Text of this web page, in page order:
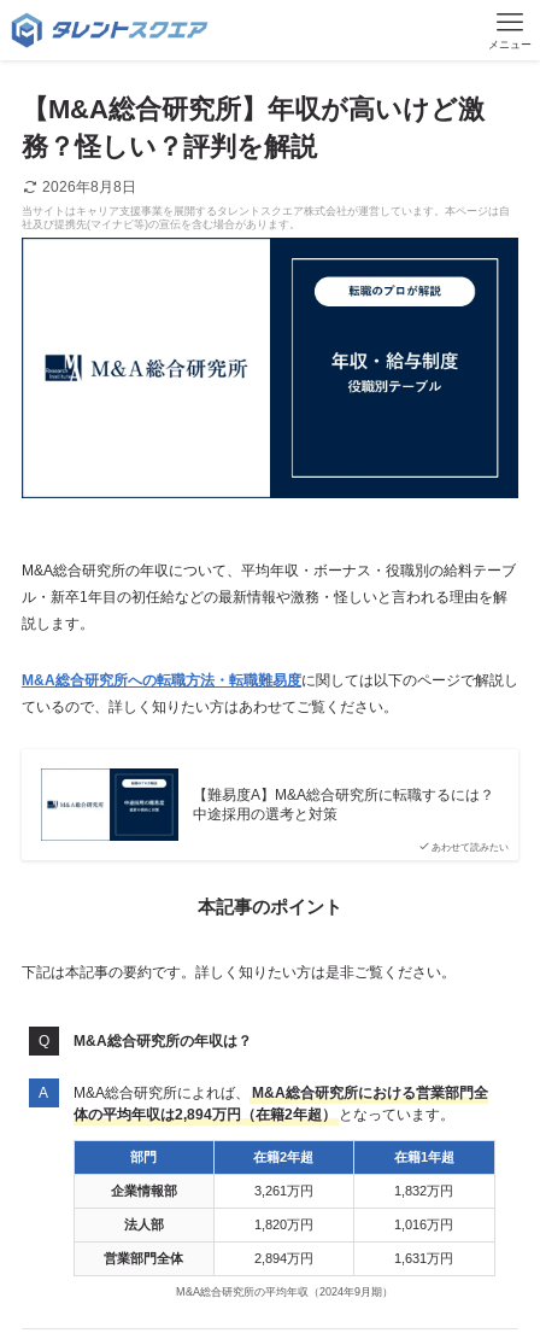
メニュー
【M&A総合研究所】年収が高いけど激
務？怪しい？評判を解説
2026年8月8日
M&A総合研究所の年収について、平均年収・ボーナス・役職別の給料テーブ
ル・新卒1年目の初任給などの最新情報や激務・怪しいと言われる理由を解
説します。
M&A総合研究所への転職方法・転職難易度に関しては以下のページで解説し
ているので、詳しく知りたい方はあわせてご覧ください。
あわせて読みたい
【難易度A】M&A総合研究所に転職するには？
中途採用の選考と対策
本記事のポイント
下記は本記事の要約です。詳しく知りたい方は是非ご覧ください。
M&A総合研究所の年収は？
M&A総合研究所によれば、
M&A総合研究所における営業部門全
体の平均年収は2,894万円（在籍2年超）となっています。
部門 在籍2年超 在籍1年超
企業情報部 3,261万円 1,832万円
法人部 1,820万円 1,016万円
営業部門全体 2,894万円 1,631万円
M&A総合研究所の平均年収（2024年9月期）